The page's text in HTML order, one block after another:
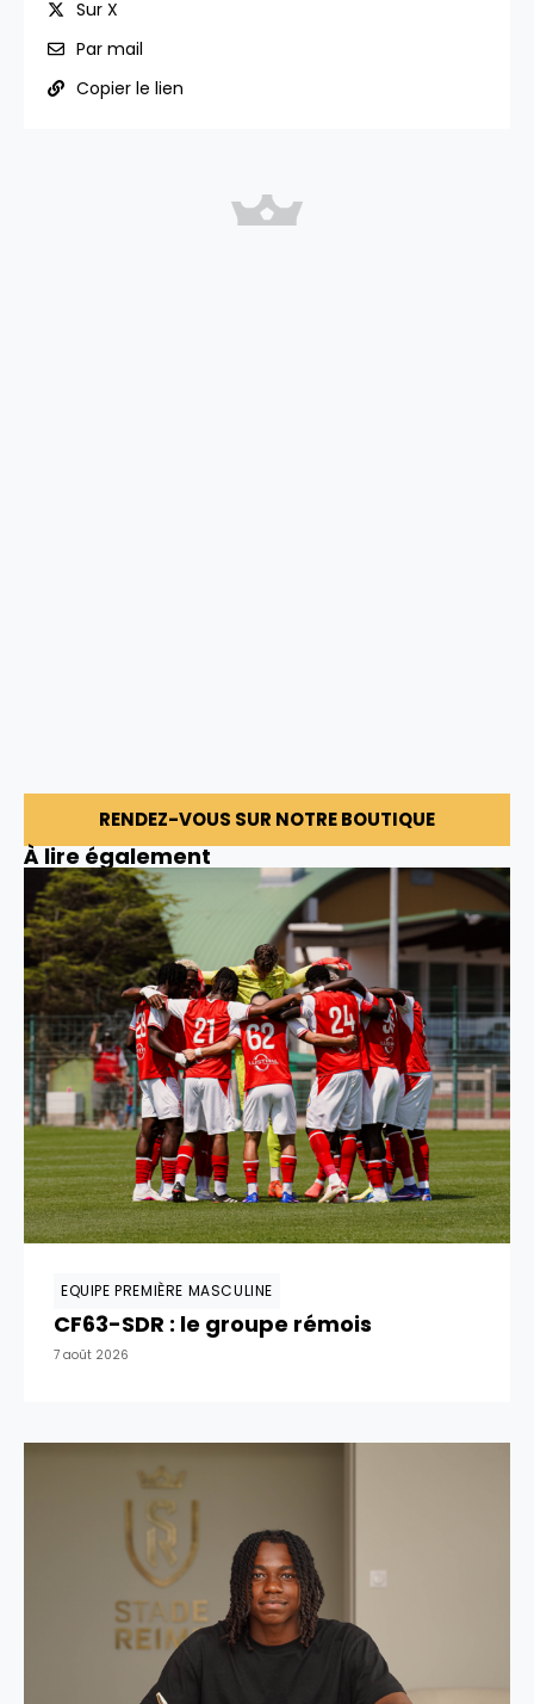
Sur X
Par mail
Copier le lien
RENDEZ-VOUS SUR NOTRE BOUTIQUE
À lire également
EQUIPE PREMIÈRE MASCULINE
CF63-SDR : le groupe rémois
7 août 2026